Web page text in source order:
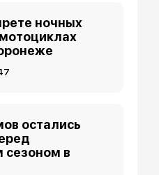
ночных
остались
сезоном в